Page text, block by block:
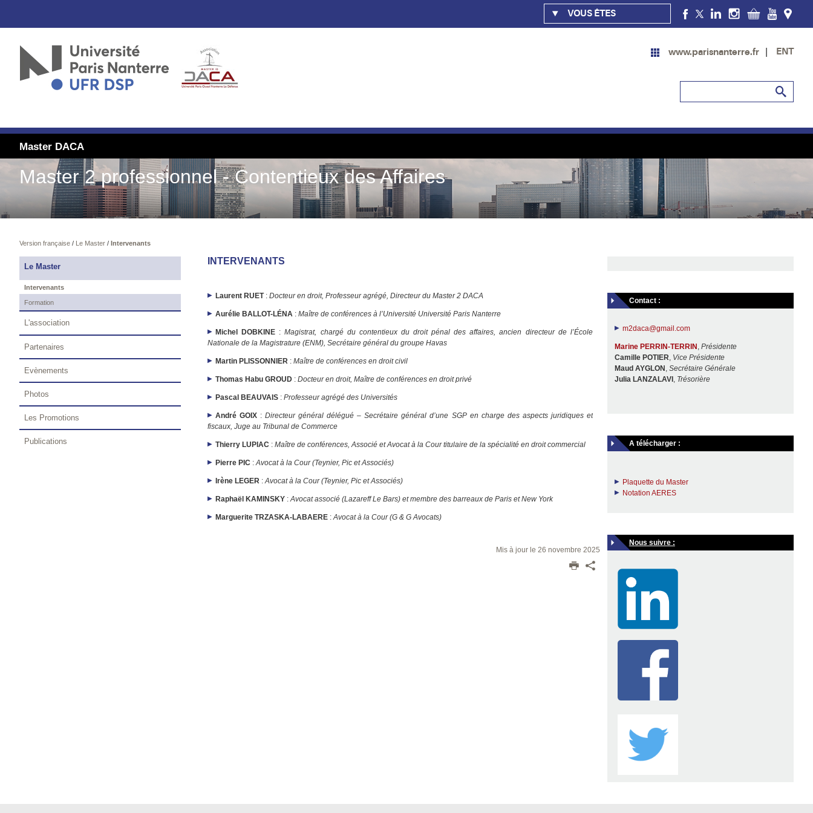
VOUS ÊTES
www.parisnanterre.fr ENT
Master DACA
Master 2 professionnel - Contentieux des Affaires
Version française/ Le Master/ Intervenants
INTERVENANTS
Laurent RUET:Docteur en droit, Professeur agrégé, Directeur du Master 2 DACA
Aurélie BALLOT-LÉNA :Maître de conférences à l’Université Université Paris Nanterre
Michel DOBKINE :Magistrat, chargé du contentieux du droit pénal des affaires, ancien directeur de l’École
Nationale de la Magistrature (ENM), Secrétaire général du groupe Havas
Martin PLISSONNIER :Maître de conférences en droit civil
Thomas Habu GROUD :Docteur en droit, Maître de conférences en droit privé
Pascal BEAUVAIS :Professeur agrégé des Universités
André GOIX :Directeur général délégué – Secrétaire général d’une SGP en charge des aspects juridiques et
fiscaux, Juge au Tribunal de Commerce
Thierry LUPIAC :Maître de conférences, Associé et Avocat à la Cour titulaire de la spécialité en droit commercial
Pierre PIC :Avocat à la Cour (Teynier, Pic et Associés)
Irène LEGER :Avocat à la Cour (Teynier, Pic et Associés)
Raphaël KAMINSKY : Avocat associé (Lazareff Le Bars) et membre des barreaux de Paris et New York
Marguerite TRZASKA-LABAERE :Avocat à la Cour (G & G Avocats)
Mis à jour le 26 novembre 2025
Contact :
m2daca@gmail.com
MarinePERRIN-TERRIN Présidente
Camille POTIER Vice Présidente
Maud AYGLON Secrétaire Générale
Julia LANZALAVI, Trésorière
A télécharger :
Plaquette du Master
Notation AERES
Nous suivre :
Le Master
Intervenants
Formation
L'association
Partenaires
Evènements
Photos
Les Promotions
Publications